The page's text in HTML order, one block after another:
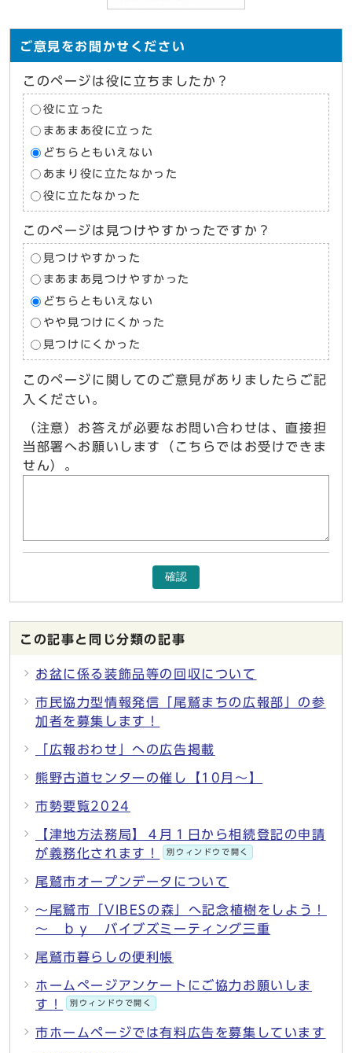
ご意見をお聞かせください
このページは役に立ちましたか？
役に立った
まあまあ役に立った
どちらともいえない
あまり役に立たなかった
役に立たなかった
このページは見つけやすかったですか？
見つけやすかった
まあまあ見つけやすかった
どちらともいえない
やや見つけにくかった
見つけにくかった
このページに関してのご意見がありましたらご記
入ください。
（注意）お答えが必要なお問い合わせは、直接担
当部署へお願いします（こちらではお受けできま
せん）。
確認
この記事と同じ分類の記事
お盆に係る装飾品等の回収について
市民協力型情報発信「尾鷲まちの広報部」の参
加者を募集します！
「広報おわせ」への広告掲載
熊野古道センターの催し【10月～】
市勢要覧2024
【津地方法務局】４月１日から相続登記の申請
が義務化されます！
別ウィンドウで開く
尾鷲市オープンデータについて
～尾鷲市「VIBESの森」へ記念植樹をしよう！
～ ｂｙ バイブズミーティング三重
尾鷲市暮らしの便利帳
ホームぺージアンケートにご協力お願いしま
す！
別ウィンドウで開く
市ホームページでは有料広告を募集しています